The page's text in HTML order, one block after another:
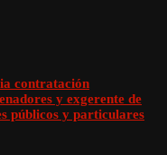
contratación
y exgerente de
públicos y particulares